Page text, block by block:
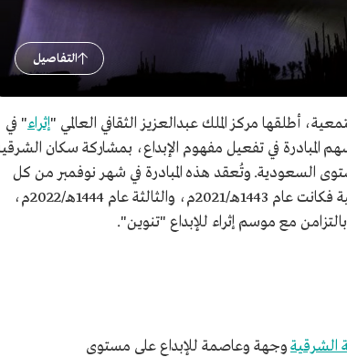
التفاصيل
أطلقها مركز الملك عبدالعزيز الثقافي العالمي "إثراء" في
المبادرة في تفعيل مفهوم الإبداع، بمشاركة سكان
السعودية. وتُعقد هذه المبادرة في شهر نوفمبر من كل
عام، وأُطلقت نسختها الأولى عام 1442هـ/2020م، أما الثانية فكانت عام 1443هـ/2021م، والثالثة عام 1444هـ/2022م،
الشرقيةوجهة وعاصمة للإبداع على مستوى